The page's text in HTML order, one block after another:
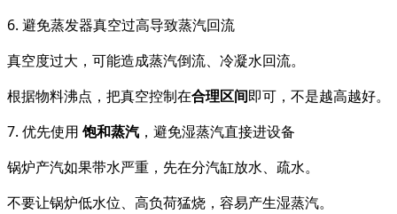
6. 避免蒸发器真空过高导致蒸汽回流
真空度过大，可能造成蒸汽倒流、冷凝水回流。
根据物料沸点，把真空控制在合理区间即可，不是越高越好。
7. 优先使用饱和蒸汽 ，避免湿蒸汽直接进设备
锅炉产汽如果带水严重，先在分汽缸放水、疏水。
不要让锅炉低水位、高负荷猛烧，容易产生湿蒸汽。